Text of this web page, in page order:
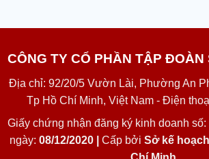
CÔNG TY CỔ PHẦN TẬP ĐOÀN
Địa chỉ: 92/20/5 Vườn Lài, Phường An
Tp Hồ Chí Minh, Việt Nam - Điện
Giấy chứng nhận đăng ký kinh doanh số:
ngày: 08/12/2020 | Cấp bởi Sở kế